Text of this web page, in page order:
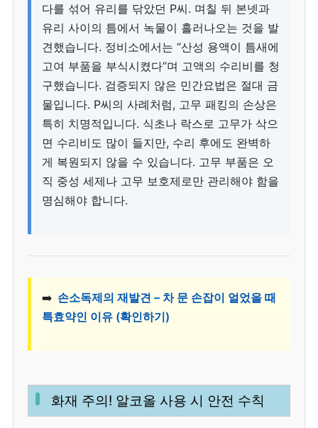
다를 섞어 유리를 닦았던 P씨. 며칠 뒤 본넷과
유리 사이의 틈에서 녹물이 흘러나오는 것을 발
견했습니다. 정비소에서는 “산성 용액이 틈새에
고여 부품을 부식시켰다”며 고액의 수리비를 청
구했습니다. 검증되지 않은 민간요법은 절대 금
물입니다. P씨의 사례처럼, 고무 패킹의 손상은
특히 치명적입니다. 식초나 락스로 고무가 삭으
면 수리비도 많이 들지만, 수리 후에도 완벽하
게 복원되지 않을 수 있습니다. 고무 부품은 오
직 중성 세제나 고무 보호제로만 관리해야 함을
명심해야 합니다.
➡️ 손소독제의 재발견 – 차 문 손잡이 얼었을 때
특효약인 이유 (확인하기)
화재 주의! 알코올 사용 시 안전 수칙